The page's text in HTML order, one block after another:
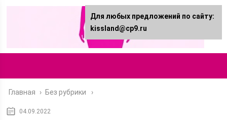
Главная › Без рубрики
04.09.2022
Для любых предложений по сайту:
kissland@cp9.ru